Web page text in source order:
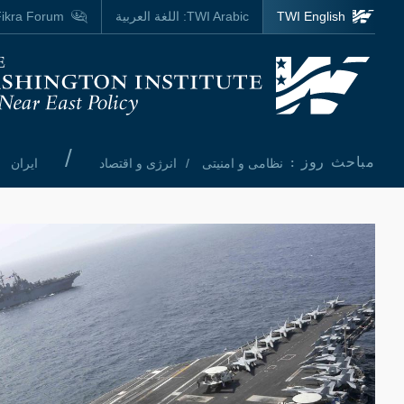
Skip to main content
Homepage
مباحث روز : نظامی و امنیتی انرژی و اقتصاد / ایران
TWI English
TWI Arabic: اللغة العربية Forum